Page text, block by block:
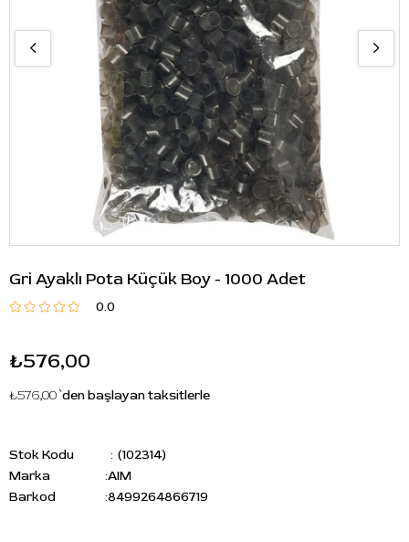
Gri Ayaklı Pota Küçük Boy - 1000 Adet
0.0
₺576,00
₺576,00`den başlayan taksitlerle
Stok Kodu
(102314)
Marka
:AIM
Barkod
:8499264866719